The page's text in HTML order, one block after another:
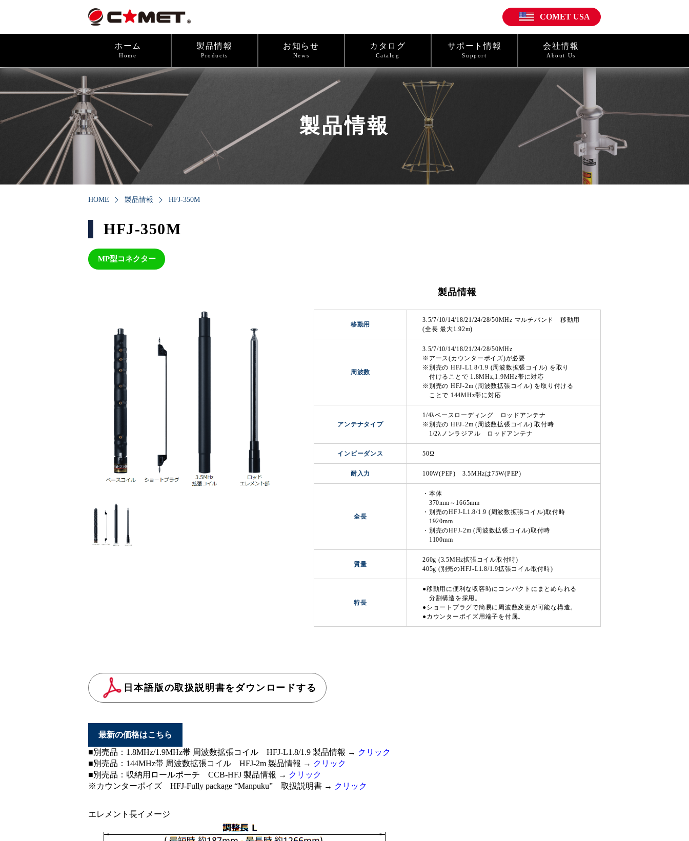
COMET USA
ホーム
Home
製品情報
Products
お知らせ
News
カタログ
Catalog
サポート情報
Support
会社情報
About Us
製品情報
HOME 製品情報 HFJ-350M
HFJ-350M
MP型コネクター
製品情報
移動用
3.5/7/10/14/18/21/24/28/50MHz マルチバンド 移動用
(全長 最大1.92m)
周波数
3.5/7/10/14/18/21/24/28/50MHz
※アース(カウンターポイズ)が必要
※別売の HFJ-L1.8/1.9 (周波数拡張コイル) を取り
付けることで 1.8MHz,1.9MHz帯に対応
※別売の HFJ-2m (周波数拡張コイル) を取り付ける
ことで 144MHz帯に対応
アンテナタイプ
1/4λベースローディング ロッドアンテナ
※別売の HFJ-2m (周波数拡張コイル) 取付時
1/2λノンラジアル ロッドアンテナ
インピーダンス 50Ω
耐入力 100W(PEP) 3.5MHzは75W(PEP)
全長
・本体
370mm～1665mm
・別売のHFJ-L1.8/1.9 (周波数拡張コイル)取付時
1920mm
・別売のHFJ-2m (周波数拡張コイル)取付時
1100mm
質量
260g (3.5MHz拡張コイル取付時)
405g (別売のHFJ-L1.8/1.9拡張コイル取付時)
特長
●移動用に便利な収容時にコンパクトにまとめられる
分割構造を採用。
●ショートプラグで簡易に周波数変更が可能な構造。
●カウンターポイズ用端子を付属。
日本語版の取扱説明書をダウンロードする
最新の価格はこちら
■別売品：1.8MHz/1.9MHz帯 周波数拡張コイル HFJ-L1.8/1.9 製品情報 → ク リック
■別売品：144MHz帯 周波数拡張コイル HFJ-2m 製品情報 → クリック
■別売品：収納用ロールポーチ CCB-HFJ 製品情報 → クリック
※カウンターポイズ HFJ-Fully package “Manpuku” 取扱説明書 → クリック
エレメント長イメージ